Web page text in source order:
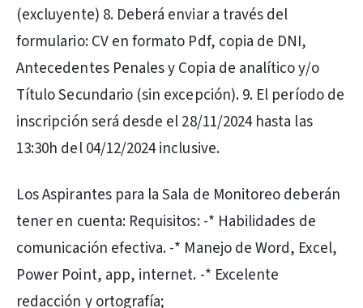
(excluyente) 8. Deberá enviar a través del
formulario: CV en formato Pdf, copia de DNI,
Antecedentes Penales y Copia de analítico y/o
Título Secundario (sin excepción). 9. El período de
inscripción será desde el 28/11/2024 hasta las
13:30h del 04/12/2024 inclusive.
Los Aspirantes para la Sala de Monitoreo deberán
tener en cuenta: Requisitos: -* Habilidades de
comunicación efectiva. -* Manejo de Word, Excel,
Power Point, app, internet. -* Excelente
redacción y ortografía;